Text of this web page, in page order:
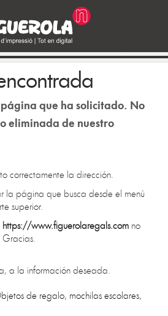
que ha solicitado. No
eliminada de nuestro
correctamente la dirección.
la página que busca desde el menú
superior.
https://www.figuerolaregals.comno
a la información deseada.
de regalo, mochilas escolares,